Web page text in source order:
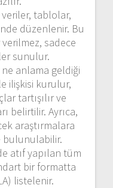
tablolar,
düzenlenir. Bu
sadece
sunulur.
anlama geldiği
ilişkisi kurulur,
tartışılır ve
belirtilir. Ayrıca,
araştırmalara
bulunulabilir.
atıf yapılan tüm
bir formatta
listelenir.